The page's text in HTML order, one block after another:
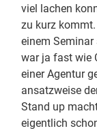
viel lachen
zu kurz
einem
war ja fast wie
einer Agentur
ansatzweise
Stand up
eigentlich